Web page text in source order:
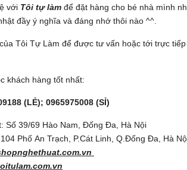
với Tôi tự làm để đặt hàng cho bé nhà mình
đầy ý nghĩa và đáng nhớ thôi nào ^^.
Tôi Tự Làm để được tư vấn hoặc tới trực
khách hàng tốt nhất:
(LẺ); 0965975008 (SỈ)
Số 39/69 Hào Nam, Đống Đa, Hà Nội
Phố An Trạch, P.Cát Linh, Q.Đống Đa, Hà